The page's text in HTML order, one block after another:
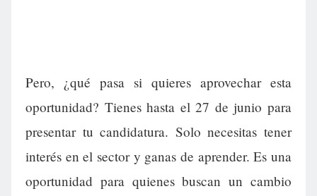
Pero, ¿qué pasa si quieres aprovechar esta
oportunidad? Tienes hasta el 27 de junio para
presentar tu candidatura. Solo necesitas tener
interés en el sector y ganas de aprender. Es una
oportunidad para quienes buscan un cambio